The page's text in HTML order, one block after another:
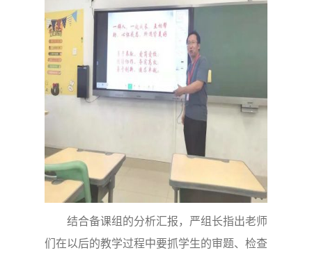
结合备课组的分析汇报，严组长指出老师
们在以后的教学过程中要抓学生的审题、检查